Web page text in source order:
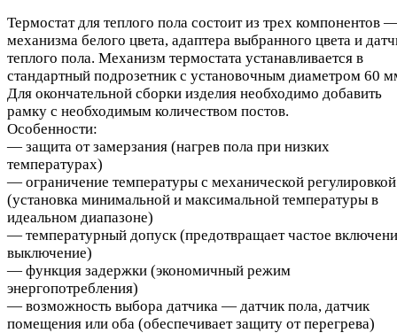
Термостат для теплого пола состоит из трех компонентов
механизма белого цвета, адаптера выбранного цвета и
теплого пола. Механизм термостата устанавливается в
стандартный подрозетник с установочным диаметром 60
Для окончательной сборки изделия необходимо добавить
рамку с необходимым количеством постов.
Особенности:
— защита от замерзания (нагрев пола при низких
температурах)
— ограничение температуры с механической регулировкой
(установка минимальной и максимальной температуры в
идеальном диапазоне)
— температурный допуск (предотвращает частое
выключение)
— функция задержки (экономичный режим
энергопотребления)
— возможность выбора датчика — датчик пола, датчик
помещения или оба (обеспечивает защиту от перегрева)